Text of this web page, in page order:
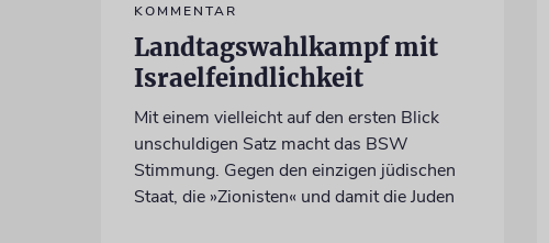
KOMMENTAR
Landtagswahlkampf mit
Israelfeindlichkeit
Mit einem vielleicht auf den ersten Blick
unschuldigen Satz macht das BSW
Stimmung. Gegen den einzigen jüdischen
Staat, die »Zionisten« und damit die Juden